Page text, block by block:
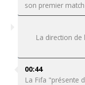
son premier match
La direction
00:44
La Fifa "présente